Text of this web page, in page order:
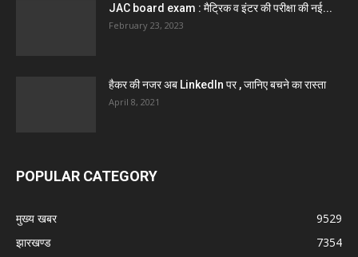
JAC board exam : मैट्रिक व इंटर की परीक्षा की नई...
February 23, 2023
हैकर की नजर अब LinkedIn पर , जानिए बचने का रास्ता
April 8, 2021
POPULAR CATEGORY
मुख्य खबर
9529
झारखण्ड
7354